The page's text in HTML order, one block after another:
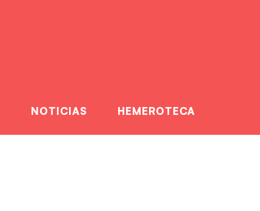
NOTICIAS
HEMEROTECA